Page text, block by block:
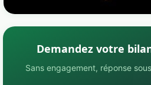
Demandez votre
Sans engagement, réponse